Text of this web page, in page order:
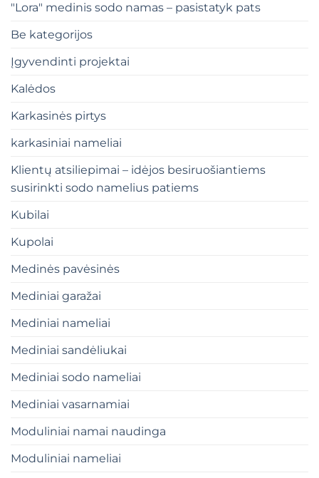
"Lora" medinis sodo namas – pasistatyk pats
Be kategorijos
Įgyvendinti projektai
Kalėdos
Karkasinės pirtys
karkasiniai nameliai
Klientų atsiliepimai – idėjos besiruošiantiems
susirinkti sodo namelius patiems
Kubilai
Kupolai
Medinės pavėsinės
Mediniai garažai
Mediniai nameliai
Mediniai sandėliukai
Mediniai sodo nameliai
Mediniai vasarnamiai
Moduliniai namai naudinga
Moduliniai nameliai